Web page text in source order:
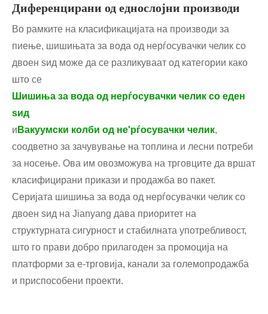
Диференцирани од еднослојни производи
Во рамките на класификацијата на производи за
пиење, шишињата за вода од нерѓосувачки челик со
двоен ѕид може да се разликуваат од категории како
што се
Шишиња за вода од нерѓосувачки челик со еден
ѕид
и Вакуумски колби од не'рѓосувачки челик,
соодветно за зачувување на топлина и лесни потреби
за носење. Ова им овозможува на трговците да вршат
класифицирани прикази и продажба во пакет.
Серијата шишиња за вода од нерѓосувачки челик со
двоен ѕид на Jianyang дава приоритет на
структурната сигурност и стабилната употребливост,
што го прави добро прилагоден за промоција на
платформи за е-трговија, канали за големопродажба
и приспособени проекти.